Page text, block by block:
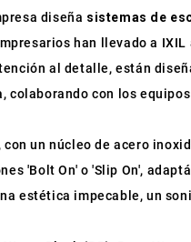
diseña sistemas de
han llevado a
al detalle, están
colaborando con los
un núcleo de acero
'Bolt On' o 'Slip On',
estética impecable, un